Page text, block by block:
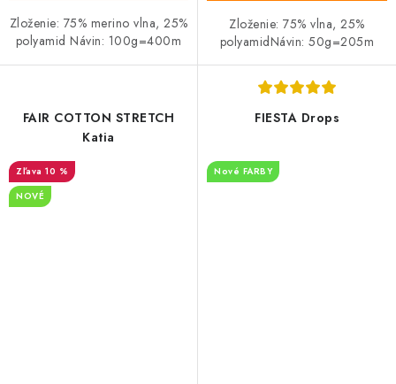
Zloženie: 75% merino vlna, 25%
polyamid Návin: 100g=400m
Zloženie: 75% vlna, 25%
polyamidNávin: 50g=205m
FAIR COTTON STRETCH
Katia
10 %
NOVÉ
FIESTA Drops
Nové FARBY